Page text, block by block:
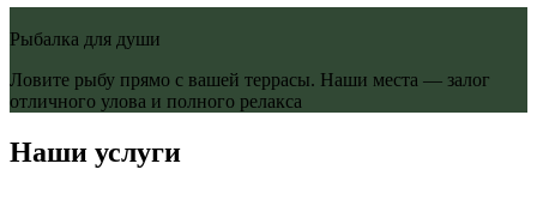
Рыбалка для души
Ловите рыбу прямо с вашей террасы. Наши места — залог
отличного улова и полного релакса
Наши услуги